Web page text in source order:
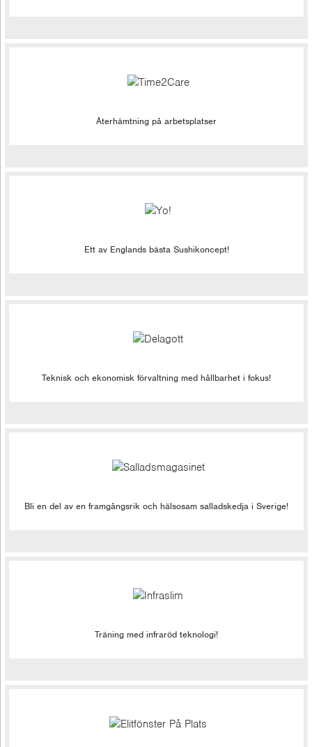
Återhämtning på arbetsplatser
Ett av Englands bästa Sushikoncept!
Teknisk och ekonomisk förvaltning med hållbarhet i fokus!
Bli en del av en framgångsrik och hälsosam salladskedja i Sverige!
Träning med infraröd teknologi!